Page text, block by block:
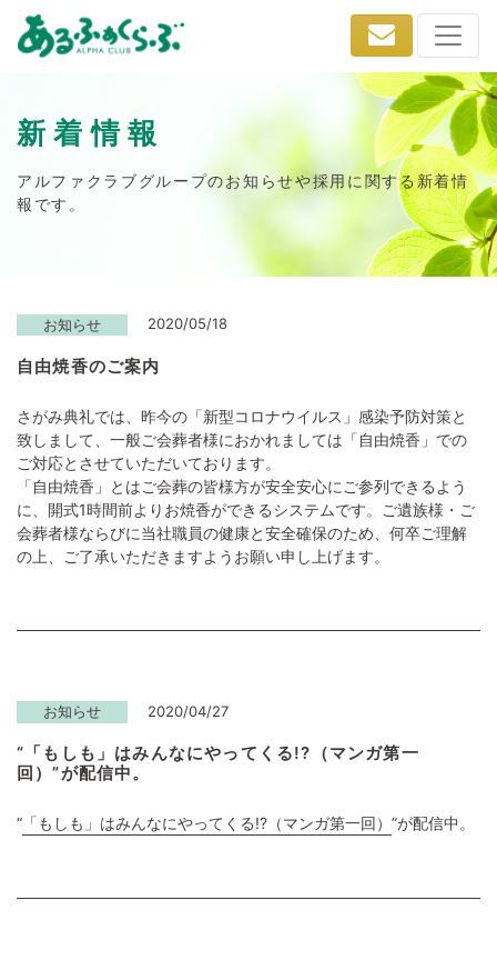
新着情報
アルファクラブグループのお知らせや採用に関する新着情
報です。
お知らせ 2020/05/18
自由焼香のご案内
さがみ典礼では、昨今の「新型コロナウイルス」感染予防対策と
致しまして、一般ご会葬者様におかれましては「自由焼香」での
ご対応とさせていただいております。
「自由焼香」とはご会葬の皆様方が安全安心にご参列できるよう
に、開式1時間前よりお焼香ができるシステムです。ご遺族様・ご
会葬者様ならびに当社職員の健康と安全確保のため、何卒ご理解
の上、ご了承いただきますようお願い申し上げます。
お知らせ 2020/04/27
“「もしも」はみんなにやってくる!?（マンガ第一
回）”が配信中。
“ 「もしも」はみんなにやってくる!?（マンガ第一回） ”が配信中。